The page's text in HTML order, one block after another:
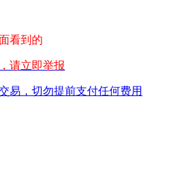
面看到的
请立即举报
易，切勿提前支付任何费用